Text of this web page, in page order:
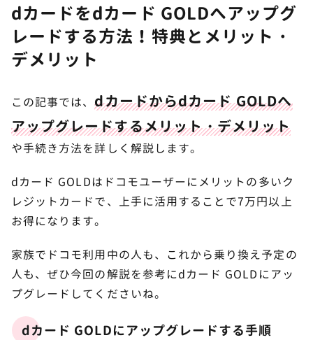
dカードをdカード GOLDへアップグ
レードする方法！特典とメリット・
デメリット
この記事では、dカードからdカード GOLDへ
アップグレードするメリット・デメリット
や手続き方法を詳しく解説します。
dカード GOLDはドコモユーザーにメリットの多いク
レジットカードで、上手に活用することで7万円以上
お得になります。
家族でドコモ利用中の人も、これから乗り換え予定の
人も、ぜひ今回の解説を参考にdカード GOLDにアッ
プグレードしてくださいね。
dカード GOLDにアップグレードする手順